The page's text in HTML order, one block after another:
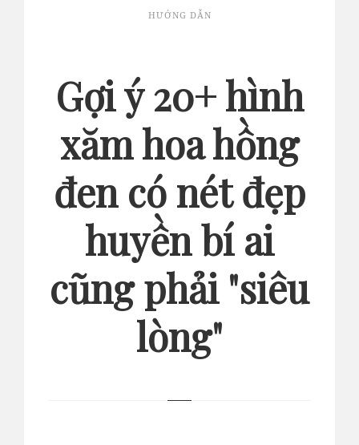
HƯỚNG DẪN
Gợi ý 20+ hình
xăm hoa hồng
đen có nét đẹp
huyền bí ai
cũng phải "siêu
lòng"